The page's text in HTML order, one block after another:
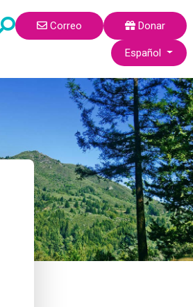
Correo
Donar
Seleccione su
Español